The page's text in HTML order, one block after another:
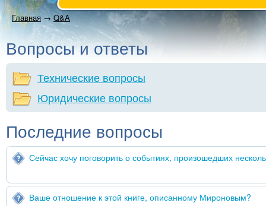
Главная→Q&A
Вопросы и ответы
Технические вопросы
Юридические вопросы
Последние вопросы
Сейчас хочу поговорить о событиях, произошедших
Ваше отношение к этой книге, описанному Мироновым?